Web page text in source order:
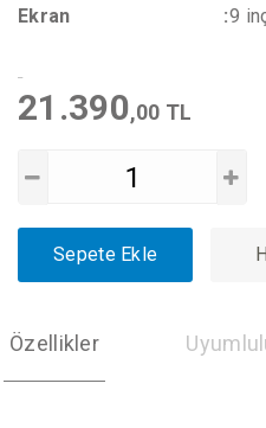
Ekran
:9
21.390,00 TL
Sepete Ekle
Özellikler